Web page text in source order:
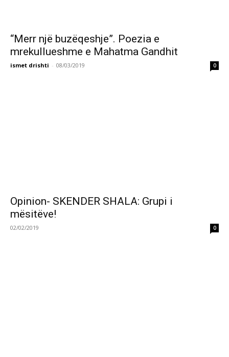
“Merr një buzëqeshje”. Poezia e
mrekullueshme e Mahatma Gandhit
ismet drishti - 08/03/2019 0
Opinion- SKENDER SHALA: Grupi i
mësitëve!
02/02/2019 0